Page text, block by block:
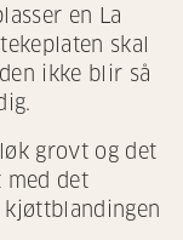
en La
skal
ikke blir så
grovt og det
det